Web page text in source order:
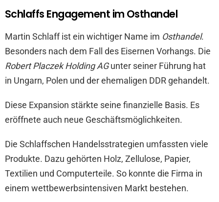
Schlaffs Engagement im Osthandel
Martin Schlaff ist ein wichtiger Name im Osthandel.
Besonders nach dem Fall des Eisernen Vorhangs. Die
Robert Placzek Holding AGunter seiner Führung hat
in Ungarn, Polen und der ehemaligen DDR gehandelt.
Diese Expansion stärkte seine finanzielle Basis. Es
eröffnete auch neue Geschäftsmöglichkeiten.
Die Schlaffschen Handelsstrategien umfassten viele
Produkte. Dazu gehörten Holz, Zellulose, Papier,
Textilien und Computerteile. So konnte die Firma in
einem wettbewerbsintensiven Markt bestehen.